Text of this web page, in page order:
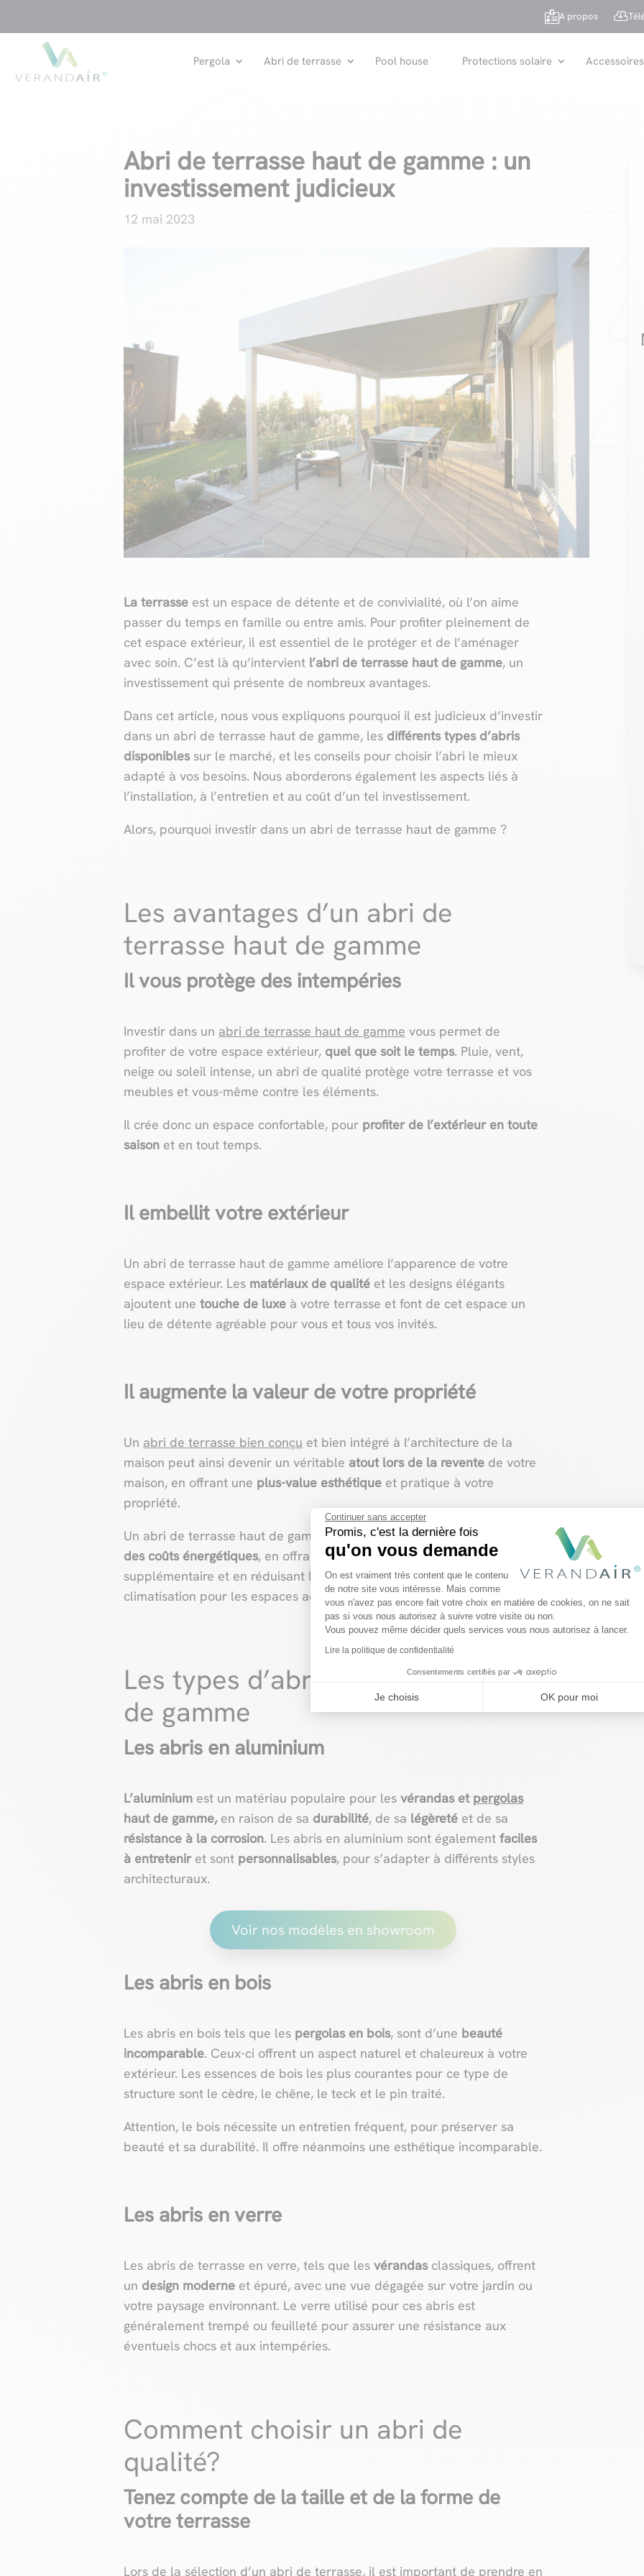
Continuer sans accepter
Promis, c'est la dernière fois
qu'on vous demande
Plateforme de Gestion du
On est vraiment très content que le contenu
de notre site vous intéresse. Mais comme
vous n'avez pas encore fait votre choix en matière de cookies, on ne sait
pas si vous nous autorisez à suivre votre visite ou non.
Vous pouvez même décider quels services vous nous autorisez à lancer.
Lire la politique de confidentialité
Consentements certifiés par
Je choisis OK pour moi
Axeptio consent
A propos 
Pergola Abri de terrasse Pool house Protections solaire Accessoires
Abri de terrasse haut de gamme : un
investissement judicieux
12 mai 2023
La terrasse est un espace de détente et de convivialité, où l’on aime
passer du temps en famille ou entre amis. Pour profiter pleinement de
cet espace extérieur, il est essentiel de le protéger et de l’aménager
avec soin. C’est là qu’intervient l’abri de terrasse haut de gamme, un
investissement qui présente de nombreux avantages.
Dans cet article, nous vous expliquons pourquoi il est judicieux d’investir
dans un abri de terrasse haut de gamme, les différents types d’abris
disponiblessur le marché, et les conseils pour choisir l’abri le mieux
adapté à vos besoins. Nous aborderons également les aspects liés à
l’installation, à l’entretien et au coût d’un tel investissement.
Alors, pourquoi investir dans un abri de terrasse haut de gamme ?
Les avantages d’un abri de
terrasse haut de gamme
Il vous protège des intempéries
Investir dans un abri de terrasse haut de gamme vous permet de
profiter de votre espace extérieur, quel que soit le temps. Pluie, vent,
neige ou soleil intense, un abri de qualité protège votre terrasse et vos
meubles et vous-même contre les éléments.
Il crée donc un espace confortable, pour profiter de l’extérieur en toute
saison et en tout temps.
Il embellit votre extérieur
Un abri de terrasse haut de gamme améliore l’apparence de votre
espace extérieur. Les matériaux de qualité et les designs élégants
ajoutent une touche de luxe à votre terrasse et font de cet espace un
lieu de détente agréable pour vous et tous vos invités.
Il augmente la valeur de votre propriété
Un abri de terrasse bien conçu et bien intégré à l’architecture de la
maison peut ainsi devenir un véritable atout lors de la revente de votre
maison, en offrant une plus-value esthétique et pratique à votre
propriété.
Un abri de terrasse haut de gamme peut aussi contribuer à la
des coûts énergétiques, en offrant une isolation thermique
supplémentaire et en réduisant les besoins en chauffage ou en
climatisation pour les espaces adjacents à la terrasse.
Les types d’abris de terrasse haut
de gamme
Les abris en aluminium
L’aluminium est un matériau populaire pour les vérandas et pergolas
haut de gamme,en raison de sa durabilité, de sa légèreté et de sa
résistance à la corrosion. Les abris en aluminium sont également faciles
à entreteniret sont personnalisables, pour s’adapter à différents styles
architecturaux.
Voir nos modèles en showroom
Les abris en bois
Les abris en bois tels que les pergolas en bois, sont d’une beauté
incomparable. Ceux-ci offrent un aspect naturel et chaleureux à votre
extérieur. Les essences de bois les plus courantes pour ce type de
structure sont le cèdre, le chêne, le teck et le pin traité.
Attention, le bois nécessite un entretien fréquent, pour préserver sa
beauté et sa durabilité. Il offre néanmoins une esthétique incomparable.
Les abris en verre
Les abris de terrasse en verre, tels que les vérandasclassiques, offrent
un design moderne et épuré, avec une vue dégagée sur votre jardin ou
votre paysage environnant. Le verre utilisé pour ces abris est
généralement trempé ou feuilleté pour assurer une résistance aux
éventuels chocs et aux intempéries.
Comment choisir un abri de
qualité?
Tenez compte de la taille et de la forme de
votre terrasse
Lors de la sélection d’un abri de terrasse, il est important de prendre en